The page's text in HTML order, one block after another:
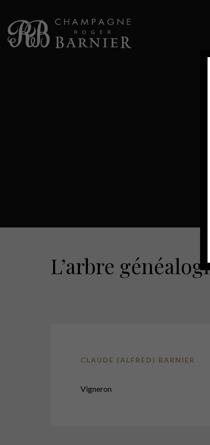
L’arbre
CLAUDE (ALFRED) BARNIER
Vigneron